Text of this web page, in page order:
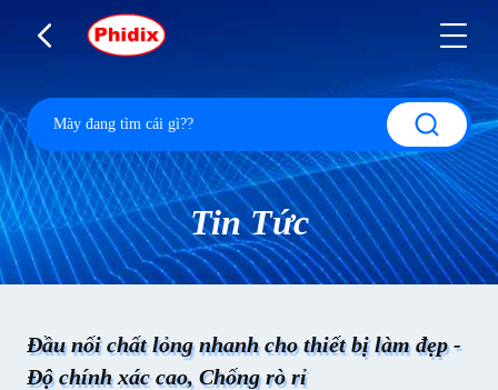
Tin Tức
Đầu nối chất lỏng nhanh cho thiết bị làm đẹp -
Độ chính xác cao, Chống rò rỉ